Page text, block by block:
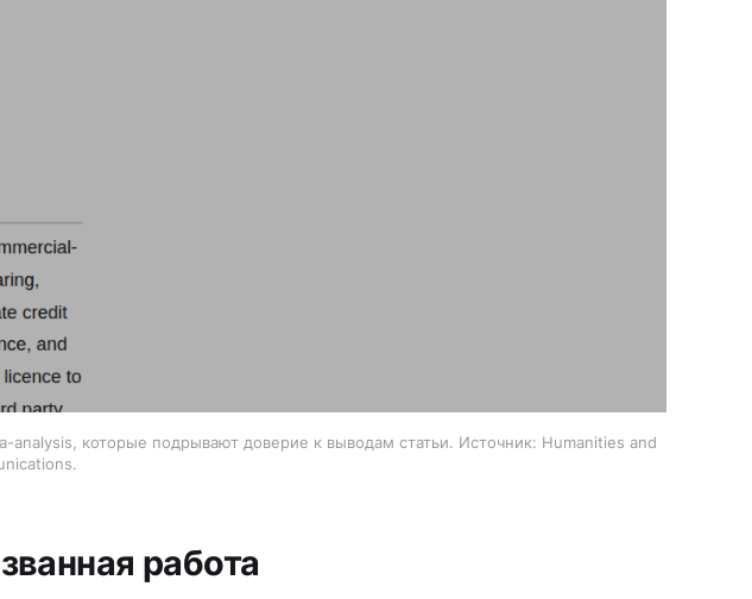
которые подрывают доверие к выводам статьи. Источник: Humanities and
работа